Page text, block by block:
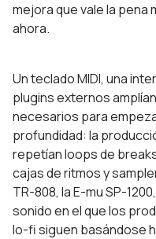
mejora que vale la pena
ahora.
Un teclado MIDI, una
plugins externos
necesarios para
profundidad: la
repetían loops de
cajas de ritmos y
TR-808, la E-mu SP-
sonido en el que los
lo-fi siguen basándose